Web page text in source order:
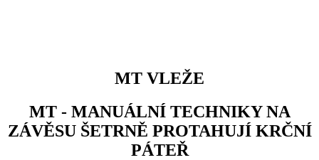
MT VLEŽE
MT - MANUÁLNÍ TECHNIKY NA
ZÁVĚSU ŠETRNĚ PROTAHUJÍ KRČNÍ
PÁTEŘ